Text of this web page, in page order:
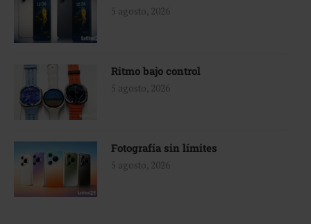
5 agosto, 2026
Ritmo bajo control
5 agosto, 2026
Fotografía sin límites
5 agosto, 2026